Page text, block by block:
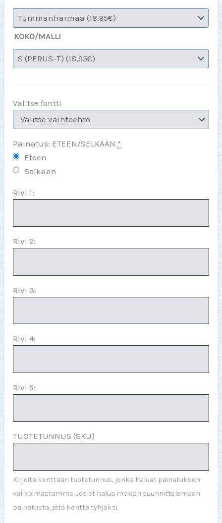
KOKO/MALLI
Valitse fontti
Painatus: ETEEN/SELKÄÄN *
Eteen
Selkään
Rivi 1:
Rivi 2:
Rivi 3:
Rivi 4:
Rivi 5:
TUOTETUNNUS (SKU)
Kirjoita kenttään tuotetunnus, jonka haluat painatuksen
valikoimastamme. Jos et halua meidän suunnittelemaan
painatusta, jätä kenttä tyhjäksi.